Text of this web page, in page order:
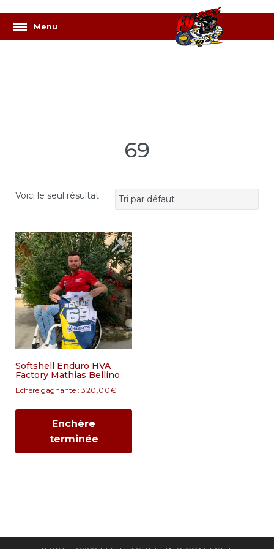
69
Voici le seul résultat
Softshell Enduro HVA
Factory Mathias Bellino
Echère gagnante : 320,00€
Enchère
terminée